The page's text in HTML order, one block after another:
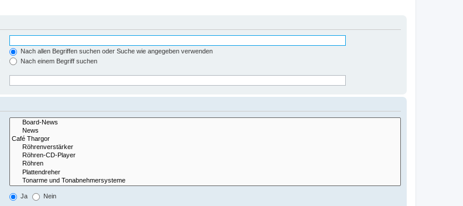
Nach allen Begriffen suchen oder Suche wie angegeben verwenden
Nach einem Begriff suchen
Ja Nein